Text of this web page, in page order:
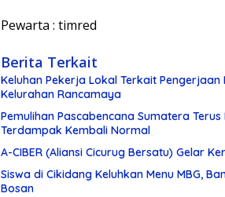
Pewarta : timred
Berita Terkait
Keluhan Pekerja Lokal Terkait Pengerjaan
Kelurahan Rancamaya
Pemulihan Pascabencana Sumatera
Terdampak Kembali Normal
A-CIBER (Aliansi Cicurug Bersatu) Gelar
Siswa di Cikidang Keluhkan Menu MBG,
Bosan